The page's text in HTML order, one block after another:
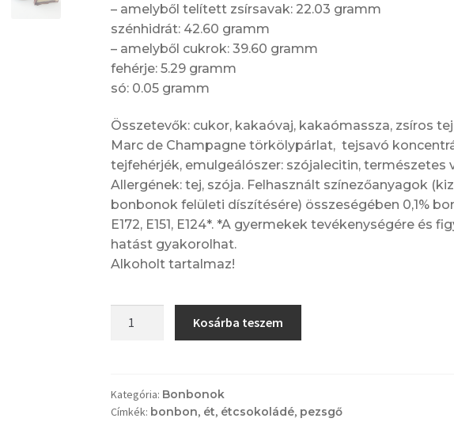
– amelyből telített zsírsavak: 22.03 gramm
szénhidrát: 42.60 gramm
– amelyből cukrok: 39.60 gramm
fehérje: 5.29 gramm
só: 0.05 gramm
Összetevők: cukor, kakaóvaj, kakaómassza, zsíros
Marc de Champagne törkölypárlat, tejsavó
tejfehérjék, emulgeálószer: szójalecitin, természetes
Allergének: tej, szója. Felhasznált színezőanyagok
bonbonok felületi díszítésére) összeségében 0,1%
E172, E151, E124*. *A gyermekek tevékenységére és
hatást gyakorolhat.
Alkoholt tartalmaz!
mennyiség
Kosárba teszem
Kategória: Bonbonok
Címkék: bonbon, ét, étcsokoládé, pezsgő